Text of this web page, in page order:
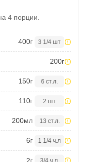
4 порции.
400г 3 1/4 шт
200г
150г 6 ст.л.
110г 2 шт
200мл 13 ст.л.
6г 1 1/4 ч.л
2г 3/4 ч.л.